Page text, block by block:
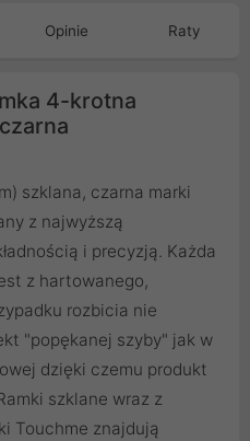
Opinie Raty
4-krotna
szklana, czarna marki
z najwyższą
i precyzją. Każda
z hartowanego,
rozbicia nie
"popękanej szyby" jak w
dzięki czemu produkt
szklane wraz z
Touchme znajdują